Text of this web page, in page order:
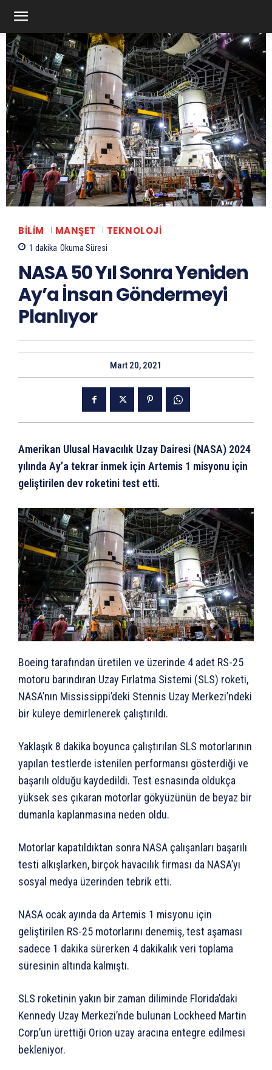
BILIM MANŞET TEKNOLOJI
1 dakika Okuma Süresi
NASA 50 Yıl Sonra Yeniden
Ay’a İnsan Göndermeyi
Planlıyor
Mart 20, 2021
Amerikan Ulusal Havacılık Uzay Dairesi (NASA) 2024
yılında Ay’a tekrar inmek için Artemis 1 misyonu için
geliştirilen dev roketini test etti.
Boeing tarafından üretilen ve üzerinde 4 adet RS-25
motoru barındıran Uzay Fırlatma Sistemi (SLS) roketi,
NASA’nın Mississippi’deki Stennis Uzay Merkezi’ndeki
bir kuleye demirlenerek çalıştırıldı.
Yaklaşık 8 dakika boyunca çalıştırılan SLS motorlarının
yapılan testlerde istenilen performansı gösterdiği ve
başarılı olduğu kaydedildi. Test esnasında oldukça
yüksek ses çıkaran motorlar gökyüzünün de beyaz bir
dumanla kaplanmasına neden oldu.
Motorlar kapatıldıktan sonra NASA çalışanları başarılı
testi alkışlarken, birçok havacılık firması da NASA’yı
sosyal medya üzerinden tebrik etti.
NASA ocak ayında da Artemis 1 misyonu için
geliştirilen RS-25 motorlarını denemiş, test aşaması
sadece 1 dakika sürerken 4 dakikalık veri toplama
süresinin altında kalmıştı.
SLS roketinin yakın bir zaman diliminde Florida’daki
Kennedy Uzay Merkezi’nde bulunan Lockheed Martin
Corp’un ürettiği Orion uzay aracına entegre edilmesi
bekleniyor.